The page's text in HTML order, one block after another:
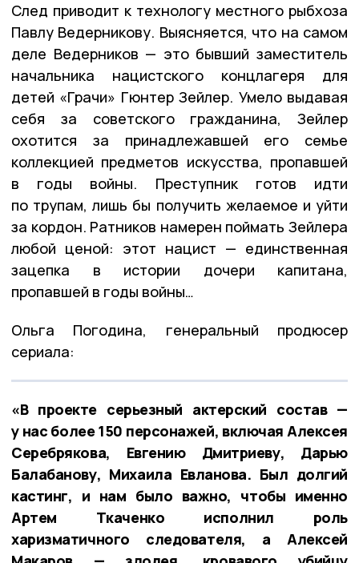
След приводит к технологу местного рыбхоза
Павлу Ведерникову. Выясняется, что на самом
деле Ведерников — это бывший заместитель
начальника нацистского концлагеря для
детей «Грачи» Гюнтер Зейлер. Умело выдавая
себя за советского гражданина, Зейлер
охотится за принадлежавшей его семье
коллекцией предметов искусства, пропавшей
в годы войны. Преступник готов идти
по трупам, лишь бы получить желаемое и уйти
за кордон. Ратников намерен поймать Зейлера
любой ценой: этот нацист — единственная
зацепка в истории дочери капитана,
пропавшей в годы войны…
Ольга Погодина, генеральный продюсер
сериала:
«В проекте серьезный актерский состав —
у нас более 150 персонажей, включая Алексея
Серебрякова, Евгению Дмитриеву, Дарью
Балабанову, Михаила Евланова. Был долгий
кастинг, и нам было важно, чтобы именно
Артем Ткаченко исполнил роль
харизматичного следователя, а Алексей